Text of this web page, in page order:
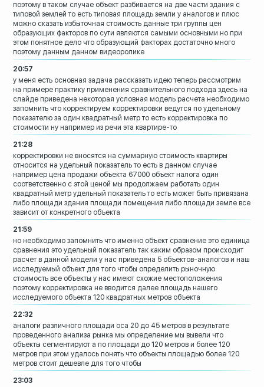
поэтому в таком случае объект разбивается на две части здания с
типовой землей то есть типовая площадь земли у аналогов и плюс
можно сказать избыточная стоимость данные три группы цен
образующих факторов по сути являются самыми основными но при
этом понятное дело что образующий факторах достаточно много
поэтому данным данном видеоролике
20:57
у меня есть основная задача рассказать идею теперь рассмотрим
на примере практику применения сравнительного подхода здесь на
слайде приведена некоторая условная модель расчета необходимо
запомнить что корректируем корректировки ведутся по удельному
показателю за один квадратный метр то есть корректировка по
стоимости ну например из речи эта квартире-то
21:28
корректировки не вносятся на суммарную стоимость квартиры
относится на удельный показатель то есть в данном случае
например цена продажи объекта 67000 объект налога один
соответственно с этой ценой мы продолжаем работать один
квадратный метр удельный показатель то есть может быть привязана
либо площади здания площади помещения либо площади земле все
зависит от конкретного объекта
21:59
но необходимо запомнить что именно объект сравнение это единица
сравнения это удельный показатель так каким образом происходит
расчет в данной модели у нас приведена 5 объектов-аналогов и наш
исследуемый объект для того чтобы определить рыночную
стоимость все объекты у нас имеют схожие местоположения
поэтому корректировка не вводится далее площадь нашего
исследуемого объекта 120 квадратных метров объекта
22:32
аналоги различного площади оса 20 до 45 метров в результате
проведенного анализа рынка мы определение мы вывели что
объекты сегментируют а по площади до 120 метров и более 120
метров при этом удалось понять что объекты площадью более 120
метров стоит дешевле для того чтобы
23:03